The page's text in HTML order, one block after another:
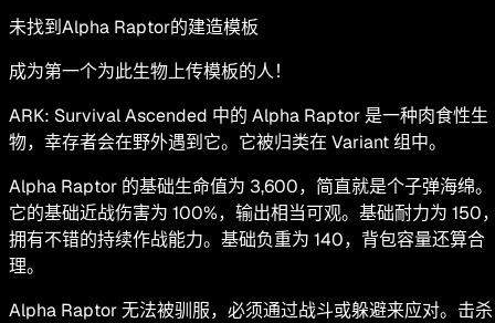
未找到Alpha Raptor的建造模板
成为第一个为此生物上传模板的人！
ARK: Survival Ascended 中的 Alpha Raptor 是一种肉食性生
物，幸存者会在野外遇到它。它被归类在 Variant 组中。
Alpha Raptor 的基础生命值为 3,600，简直就是个子弹海绵。
它的基础近战伤害为 100%，输出相当可观。基础耐力为 150
拥有不错的持续作战能力。基础负重为 140，背包容量还算合
理。
Alpha Raptor 无法被驯服，必须通过战斗或躲避来应对。击杀